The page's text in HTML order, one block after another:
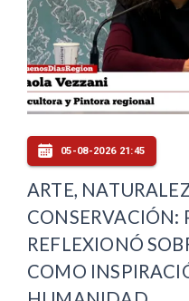
05-08-2026 21:45
ARTE,
CONSERVACIÓN:
REFLEXIONÓ
COMO